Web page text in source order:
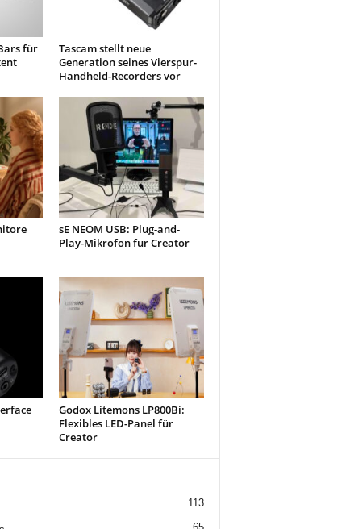
für
Tascam stellt neue
Generation seines Vierspur-
Handheld-Recorders vor
sE NEOM USB: Plug-and-
Play-Mikrofon für Creator
Godox Litemons LP800Bi:
Flexibles LED-Panel für
Creator
113